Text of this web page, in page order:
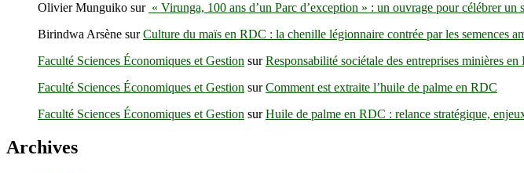
à
la
médecine
humaine
Olivier Munguiko sur « Virunga, 100 ans d’un Parc d’exception » : un ouvrage pour célébrer un
Birindwa Arsène surCulture du maïs en RDC : la chenille légionnaire contrée par les semences
Faculté Sciences Économiques et Gestion surResponsabilité sociétale des entreprises minières
Faculté Sciences Économiques et Gestion surComment est extraite l’huile de palme en RDC
Faculté Sciences Économiques et Gestion surHuile de palme en RDC : relance stratégique,
Archives